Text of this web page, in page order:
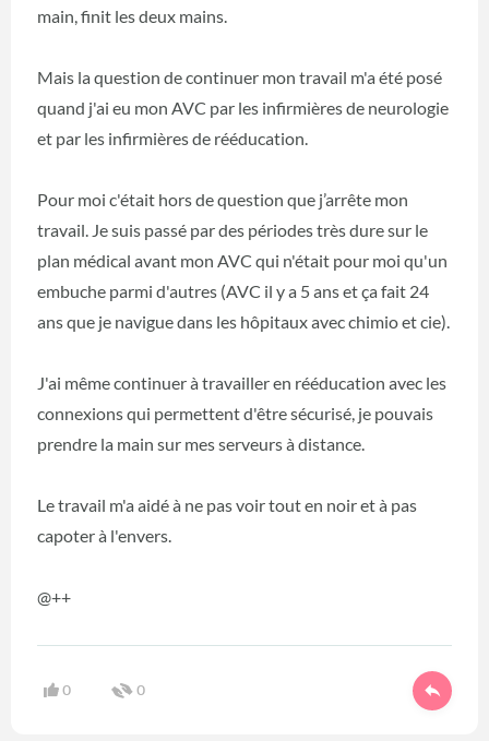
main, finit les deux mains.
Mais la question de continuer mon travail m'a été posé
quand j'ai eu mon AVC par les infirmières de neurologie
et par les infirmières de rééducation.
Pour moi c'était hors de question que j’arrête mon
travail. Je suis passé par des périodes très dure sur le
plan médical avant mon AVC qui n'était pour moi qu'un
embuche parmi d'autres (AVC il y a 5 ans et ça fait 24
ans que je navigue dans les hôpitaux avec chimio et cie).
J'ai même continuer à travailler en rééducation avec les
connexions qui permettent d'être sécurisé, je pouvais
prendre la main sur mes serveurs à distance.
Le travail m'a aidé à ne pas voir tout en noir et à pas
capoter à l'envers.
@++
0 0